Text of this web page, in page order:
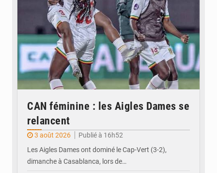
CAN féminine : les Aigles Dames se
relancent
3 août 2026
Publié à 16h52
Les Aigles Dames ont dominé le Cap-Vert (3-2),
dimanche à Casablanca, lors de…